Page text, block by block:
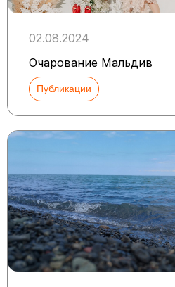
02.08.2024
Очарование Мальдив
Публикации